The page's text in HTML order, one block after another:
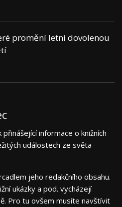
promění letní dovolenou
informace o knižních
událostech ze světa
jeho redakčního obsahu.
ukázky a pod. vycházejí
Pro tu ovšem musíte navštívit